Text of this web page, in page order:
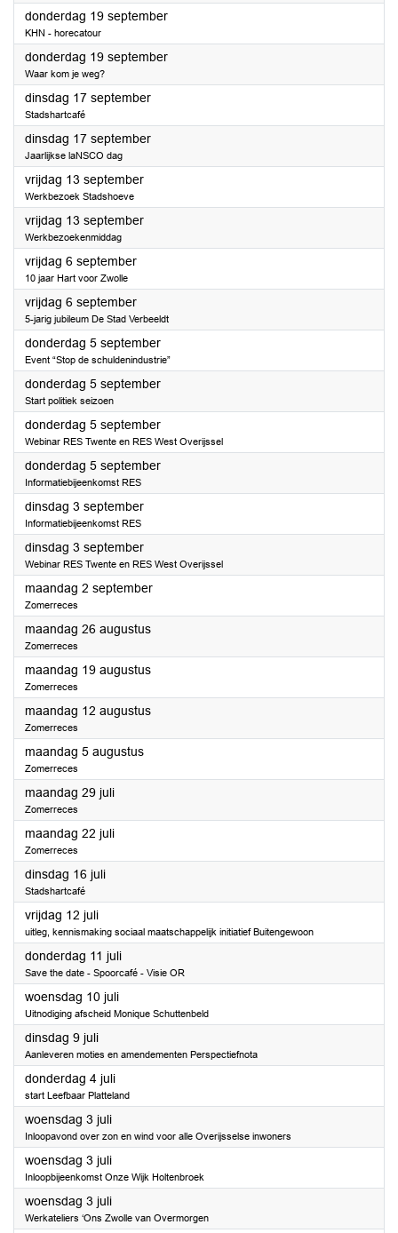
donderdag 19 september2024
KHN - horecatour
donderdag 19 september2024
Waar kom je weg?
dinsdag 17 september2024
Stadshartcafé
dinsdag 17 september2024
Jaarlijkse laNSCO dag
vrijdag 13 september2024
Werkbezoek Stadshoeve
vrijdag 13 september2024
Werkbezoekenmiddag
vrijdag 6 september2024
10 jaar Hart voor Zwolle
vrijdag 6 september2024
5-jarig jubileum De Stad Verbeeldt
donderdag 5 september2024
Event “Stop de schuldenindustrie”
donderdag 5 september2024
Start politiek seizoen
donderdag 5 september2024
Webinar RES Twente en RES West Overijssel
donderdag 5 september2024
Informatiebijeenkomst RES
dinsdag 3 september2024
Informatiebijeenkomst RES
dinsdag 3 september2024
Webinar RES Twente en RES West Overijssel
maandag 2 september2024
Zomerreces
maandag 26 augustus2024
Zomerreces
maandag 19 augustus2024
Zomerreces
maandag 12 augustus2024
Zomerreces
maandag 5 augustus2024
Zomerreces
maandag 29 juli2024
Zomerreces
maandag 22 juli2024
Zomerreces
dinsdag 16 juli2024
Stadshartcafé
vrijdag 12 juli2024
uitleg, kennismaking sociaal maatschappelijk initiatief Buitengewoon
donderdag 11 juli2024
Save the date - Spoorcafé - Visie OR
woensdag 10 juli2024
Uitnodiging afscheid Monique Schuttenbeld
dinsdag 9 juli2024
Aanleveren moties en amendementen Perspectiefnota
donderdag 4 juli2024
start Leefbaar Platteland
woensdag 3 juli2024
Inloopavond over zon en wind voor alle Overijsselse inwoners
woensdag 3 juli2024
Inloopbijeenkomst Onze Wijk Holtenbroek
woensdag 3 juli2024
Werkateliers ‘Ons Zwolle van Overmorgen